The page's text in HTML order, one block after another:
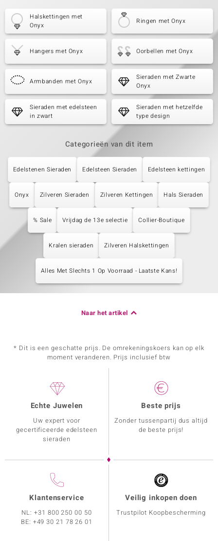
Halskettingen met
Onyx
Ringen met Onyx
Hangers met Onyx Oorbellen met Onyx
Armbanden met Onyx
Sieraden met Zwarte
Onyx
Sieraden met edelsteen
in zwart
Sieraden met hetzelfde
type design
Categorieën van dit item
Edelstenen Sieraden Edelsteen Sieraden Edelsteen kettingen
Onyx Zilveren Sieraden Zilveren Kettingen Hals Sieraden
% Sale Vrijdag de 13e selectie Collier-Boutique
Kralen sieraden Zilveren Halskettingen
Alles Met Slechts 1 Op Voorraad - Laatste Kans!
Naar het artikel
* Dit is een geschatte prijs. De omrekeningskoers kan op elk
moment veranderen. Prijs inclusief btw
Echte Juwelen
Uw expert voor
gecertificeerde edelsteen
sieraden
Beste prijs
Zonder tussenpartij dus altijd
de beste prijs!
Klantenservice
NL:+31 800 250 00 50
BE: +49 30 21 78 26 01
Veilig inkopen doen
Trustpilot Koopbescherming